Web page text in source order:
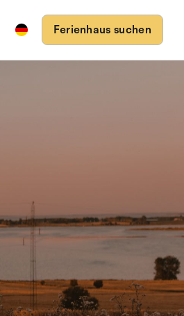
Ferienhaus suchen